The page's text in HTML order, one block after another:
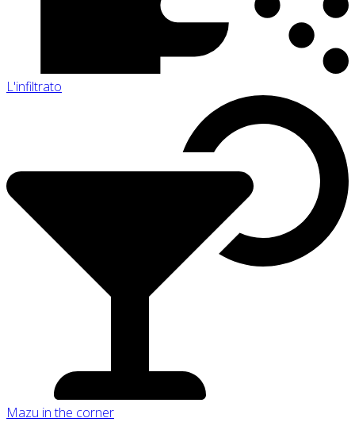
L'infiltrato
Mazu in the corner